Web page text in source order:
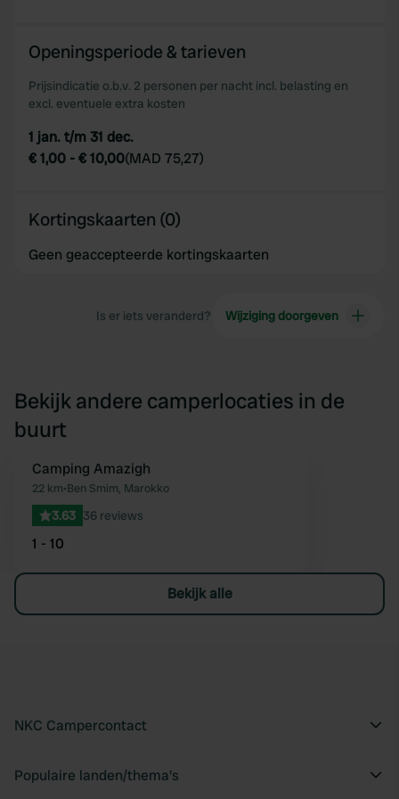
Openingsperiode & tarieven
Prijsindicatie o.b.v. 2 personen per nacht incl. belasting en
excl. eventuele extra kosten
1 jan. t/m 31 dec.
€ 1,00 -€ 10,00(MAD 75,27)
Kortingskaarten (0)
Geen geaccepteerde kortingskaarten
Is er iets veranderd? Wijziging doorgeven
Bekijk andere camperlocaties in de
buurt
Camping Amazigh
22 km•Ben Smim, Marokko
3.63 36 reviews
1 - 10
Bekijk alle
NKC Campercontact
Populaire landen/thema's